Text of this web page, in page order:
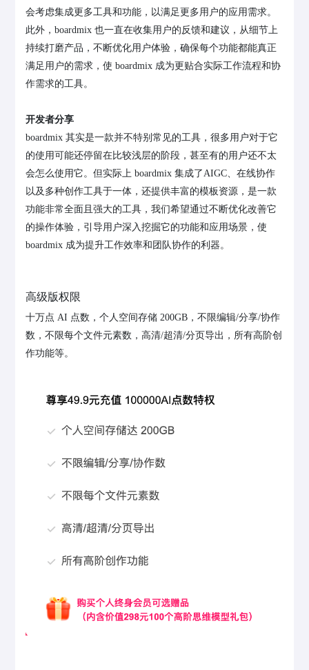
会考虑集成更多工具和功能，以满足更多用户的应用需求。
此外，boardmix 也一直在收集用户的反馈和建议，从细节上
持续打磨产品，不断优化用户体验，确保每个功能都能真正
满足用户的需求，使 boardmix 成为更贴合实际工作流程和协
作需求的工具。
开发者分享
boardmix 其实是一款并不特别常见的工具，很多用户对于它
的使用可能还停留在比较浅层的阶段，甚至有的用户还不太
会怎么使用它。但实际上 boardmix 集成了AIGC、在线协作
以及多种创作工具于一体，还提供丰富的模板资源，是一款
功能非常全面且强大的工具，我们希望通过不断优化改善它
的操作体验，引导用户深入挖掘它的功能和应用场景，使
boardmix 成为提升工作效率和团队协作的利器。
高级版权限
十万点 AI 点数，个人空间存储 200GB，不限编辑/分享/协作
数，不限每个文件元素数，高清/超清/分页导出，所有高阶创
作功能等。